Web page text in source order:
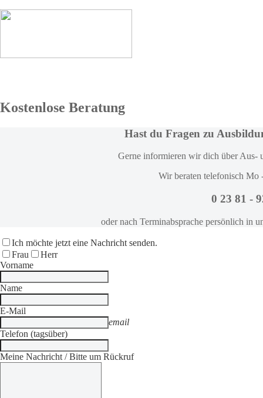
Kostenlose Beratung
Hast du Fragen zu
Gerne informieren wir dich über Aus-
Wir beraten telefonisch
0 23 81 -
oder nach Terminabsprache persönlich in
Ich möchte jetzt eine Nachricht senden.
Frau
Herr
Vorname
Name
E-Mail
email
Telefon (tagsüber)
Meine Nachricht / Bitte um Rückruf